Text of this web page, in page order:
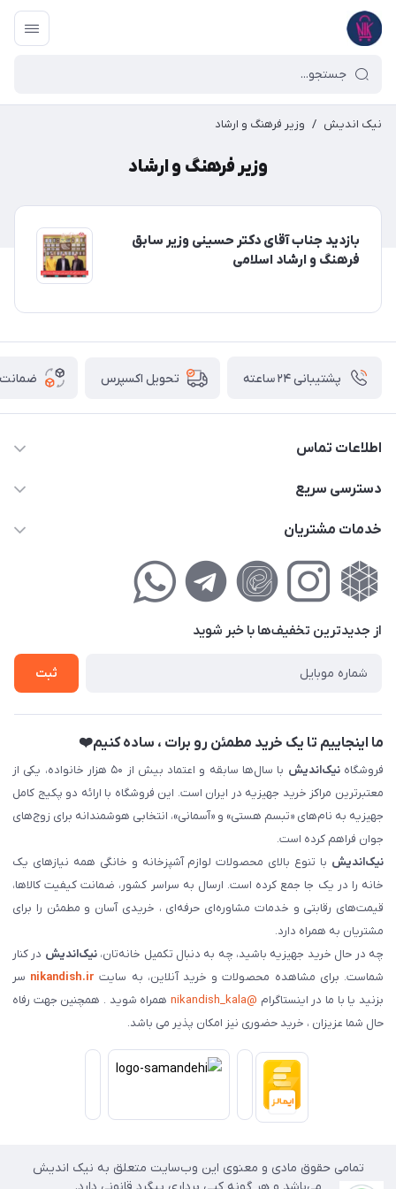
نیک اندیش / وزیر فرهنگ و ارشاد
وزیر فرهنگ و ارشاد
بازدید جناب آقای دکتر حسینی وزیر سابق
فرهنگ و ارشاد اسلامی
پشتیبانی ۲۴ ساعته تحویل اکسپرس ضمانت
اطلاعات تماس
02177111474
کوچه گلریز 4 غربی ، پلاک 13
دسترسی سریع
حساب کاربری
لیست محصولات
خدمات مشتریان
راهنمای‌خرید‌آنلاین
حریم خصوصی
فروش‌اقساطی
از جدید‌ترین تخفیف‌ها با‌ خبر شوید
ثبت
ما اینجاییم تا یک خرید مطمئن رو برات ، ساده کنیم❤️
فروشگاهنیک‌اندیش
با سال‌ها سابقه و اعتماد بیش از ۵۰ هزار خانواده، یکی از
معتبرترین مراکز خرید جهیزیه در ایران است. این فروشگاه با ارائه دو پکیج کامل
جهیزیه به نام‌های «تبسم هستی» و «آسمانی»، انتخابی هوشمندانه برای زوج‌های
جوان فراهم کرده است.
نیک‌اندیش با تنوع بالای محصولات لوازم آشپزخانه و خانگی همه نیازهای یک
خانه را در یک جا جمع کرده است. ارسال به سراسر کشور، ضمانت کیفیت کالاها،
قیمت‌های رقابتی و خدمات مشاوره‌ای حرفه‌ای ، خریدی آسان و مطمئن را برای
مشتریان به همراه دارد.
چه در حال خرید جهیزیه باشید، چه به دنبال تکمیل خانه‌تان،نیک‌اندیش در کنار
شماست. برای مشاهده محصولات و خرید آنلاین، به سایت nikandish.ir سر
بزنید یا با ما در اینستاگرام @nikandish_kala
همراه شوید . همچنین جهت رفاه
حال شما عزیزان ، خرید حضوری نیز امکان پذیر می باشد.
تمامی حقوق مادی و معنوی این وب‌سایت متعلق به نیک اندیش